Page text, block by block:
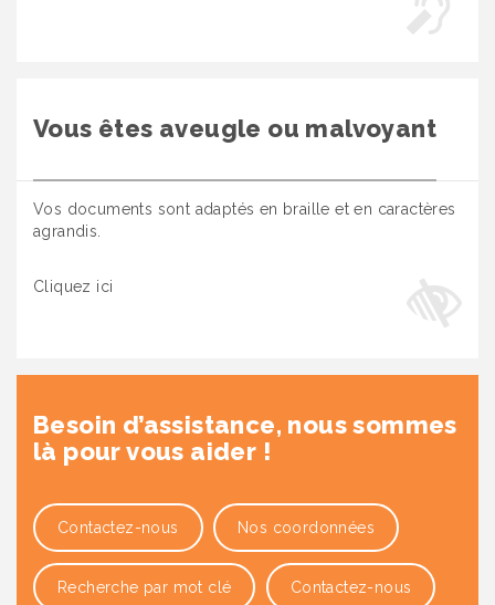
Vous êtes aveugle ou malvoyant
Vos documents sont adaptés en braille et en caractères
agrandis.
Cliquez ici
Besoin d’assistance, nous sommes
là pour vous aider !
Contactez-nous Nos coordonnées
Recherche par mot clé Contactez-nous